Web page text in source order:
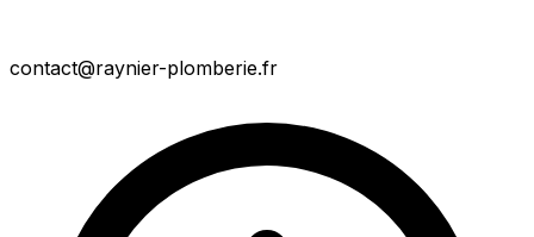
contact@raynier-plomberie.fr